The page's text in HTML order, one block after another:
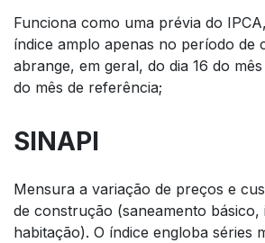
Funciona como uma prévia do
índice amplo apenas no período de
abrange, em geral, do dia 16 do
do mês de referência;
SINAPI
Mensura a variação de preços e
de construção (saneamento
habitação). O índice engloba séries